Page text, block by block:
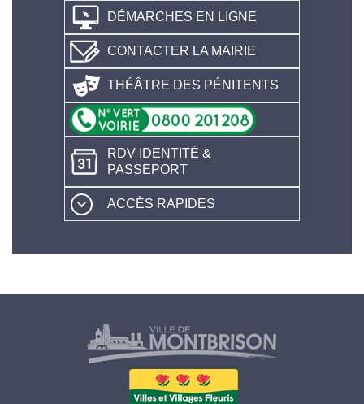
DÉMARCHES EN LIGNE
CONTACTER LA MAIRIE
THÉÂTRE DES PÉNITENTS
RDV IDENTITÉ &
PASSEPORT
ACCÈS RAPIDES